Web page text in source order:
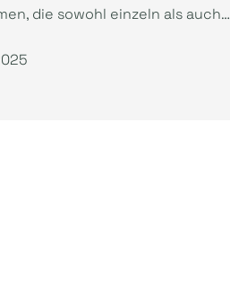
die sowohl einzeln als auch…